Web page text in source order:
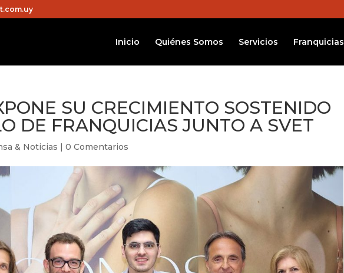
Inicio Quiénes Somos Servicios Franquicias
SU CRECIMIENTO SOSTENIDO
DE FRANQUICIAS JUNTO A SVET
& Noticias |0 Comentarios